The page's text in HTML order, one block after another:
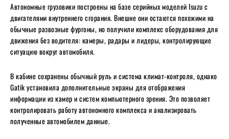
Автономные грузовики построены на базе серийных моделей Isuzu с
двигателями внутреннего сгорания. Внешне они остаются похожими на
обычные развозные фургоны, но получили комплекс оборудования для
движения без водителя: камеры, радары и лидеры, контролирующие
ситуацию вокруг автомобиля.
В кабине сохранены обычный руль и система климат-контроля, однако
Gatik установила дополнительные экраны для отображения
информации из камер и систем компьютерного зрения. Это позволяет
контролировать работу автономного комплекса и анализировать
полученные автомобилем данные.